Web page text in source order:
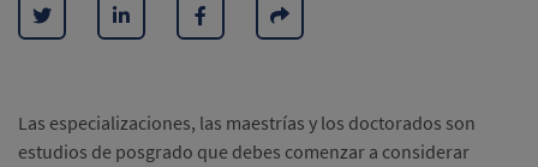
Las especializaciones, las maestrías y los doctorados son
estudios de posgrado que debes comenzar a considerar